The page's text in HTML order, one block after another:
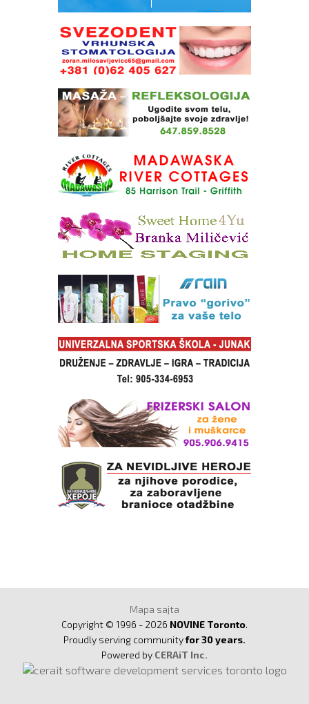
Mapa sajta
Copyright © 1996 - 2026 NOVINE Toronto.
Proudly serving communityfor 30 years.
Powered by CERAiT Inc.